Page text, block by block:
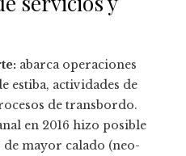
abarca operaciones
estiba, actividades de
de transbordo.
en 2016 hizo posible
de mayor calado (neo-